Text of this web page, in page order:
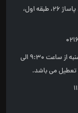
تهران، میدان امام خمینی، ابتدای خ فردوسی، پاساژ 26، طبقه اول،
شنبه تا چهارشنبه از ساعت 9:30 الی 19 - پنجشنبه از ساعت 9:30 الی